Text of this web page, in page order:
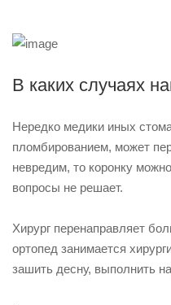
В каких случаях
Нередко медики иных
пломбированием, может
невредим, то коронку
вопросы не решает.
Хирург перенаправляет
ортопед занимается
зашить десну, выполнить